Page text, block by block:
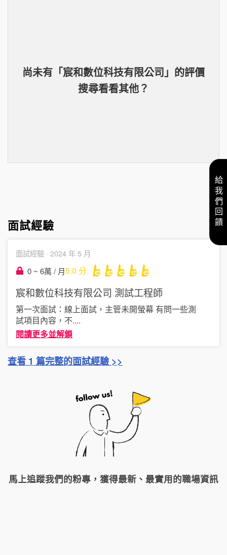
尚未有「宸和數位科技有限公司」的評價
搜尋看看其他？
面試經驗
面試經驗 · 2024 年 5 月
0 ~ 6萬 / 月5.0 分
宸和數位科技有限公司 測試工程師
第一次面試：線上面試，主管未開螢幕 有問一些測
試項目內容，不....
閱讀更多並解鎖
查看 1 篇完整的面試經驗 >>
馬上追蹤我們的粉專，獲得最新、最實用的職場資訊
給我們回饋